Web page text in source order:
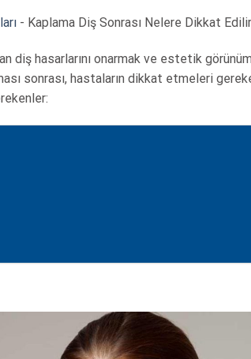
- Kaplama Diş Sonrası Nelere Dikkat
diş hasarlarını onarmak ve estetik
sonrası, hastaların dikkat etmeleri